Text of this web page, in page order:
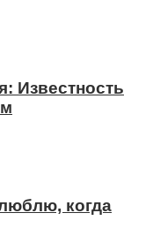
Известность
когда